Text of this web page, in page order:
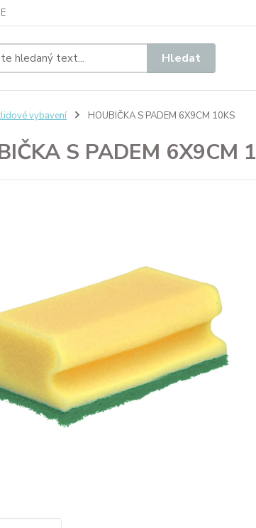
Hledat
vybavení HOUBIČKA S PADEM 6X9CM 10KS
S PADEM 6X9CM